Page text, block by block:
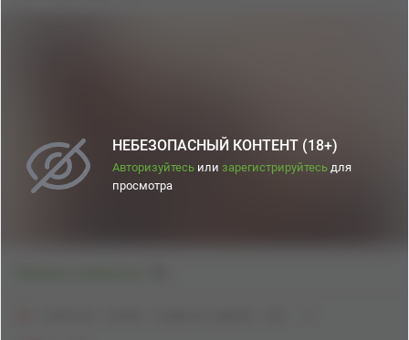
НЕБЕЗОПАСНЫЙ КОНТЕНТ (18+)
Авторизуйтесь или зарегистрируйтесь для
просмотра